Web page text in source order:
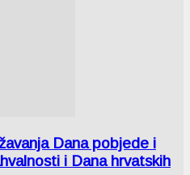
Dana pobjede i
i Dana hrvatskih